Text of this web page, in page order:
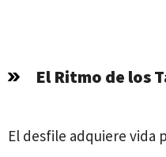
El Ritmo de los
El desfile adquiere vida